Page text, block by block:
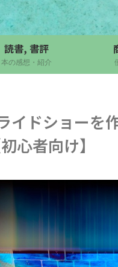
読書, 書評
本の感想・紹介
ドショーを
心者向け】